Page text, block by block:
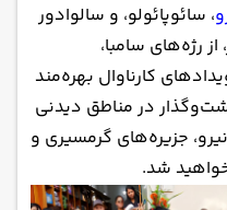
، سائوپائولو، و سالوادور
رژه‌های سامبا،
کارناوال بهره‌مند
در مناطق دیدنی
جزیره‌های گرمسیری و
شد.